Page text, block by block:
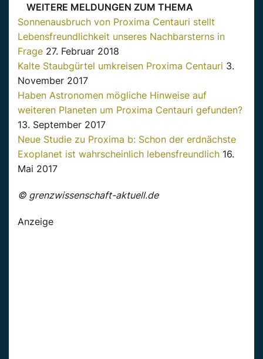
WEITERE MELDUNGEN ZUM THEMA
Sonnenausbruch von Proxima Centauri stellt
Lebensfreundlichkeit unseres Nachbarsterns in
Frage 27. Februar 2018
Kalte Staubgürtel umkreisen Proxima Centauri 3.
November 2017
Haben Astronomen mögliche Hinweise auf
weiteren Planeten um Proxima Centauri gefunden?
13. September 2017
Neue Studie zu Proxima b: Schon der erdnächste
Exoplanet ist wahrscheinlich lebensfreundlich 16.
Mai 2017
© grenzwissenschaft-aktuell.de
Anzeige